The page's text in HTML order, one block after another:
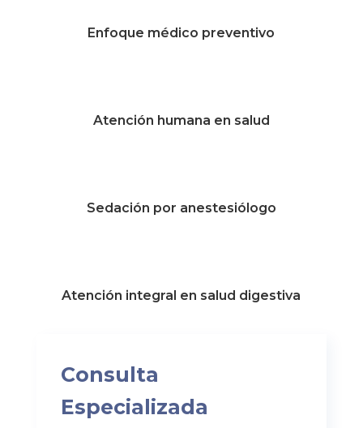
Enfoque médico preventivo
Atención humana en salud
Sedación por anestesiólogo
Atención integral en salud digestiva
Consulta
Especializada